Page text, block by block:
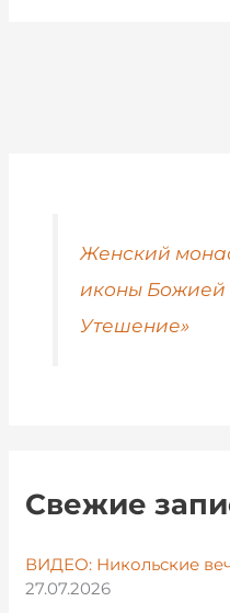
Женский
иконы Божией
Утешение»
Свежие
ВИДЕО: Никольские
27.07.2026